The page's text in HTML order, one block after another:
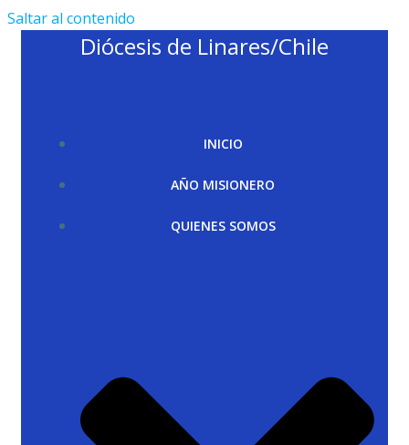
Saltar al contenido
Diócesis de Linares/Chile
INICIO
AÑO MISIONERO
QUIENES SOMOS